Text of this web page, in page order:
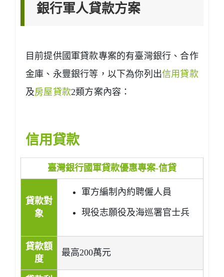
銀行軍人貸款方案
目前提供國軍貸款專案的有臺灣銀行、合作
金庫、永豐銀行等，以下為你列出信用貸款
及房屋貸款2類方案內容：
信用貸款
臺灣銀行國軍貸款優惠專案-信貸
貸款對
象
軍方編制內約聘僱人員
現役志願役及海巡署官士兵
貸款額
度
最高200萬元